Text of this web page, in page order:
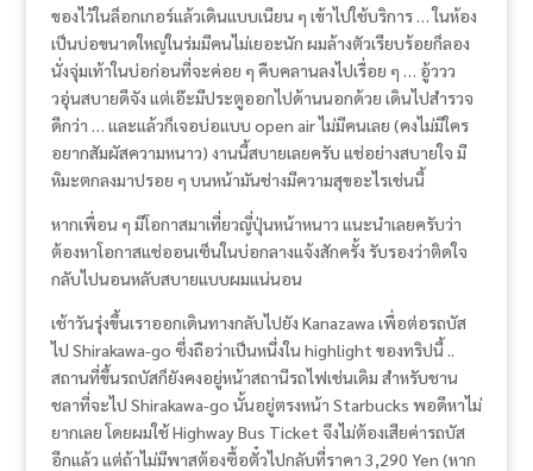
ของไว้ในล็อกเกอร์แล้วเดินแบบเนียน ๆ เข้าไปใช้บริการ … ในห้อง
เป็นบ่อขนาดใหญ่ในร่มมีคนไม่เยอะนัก ผมล้างตัวเรียบร้อยก็ลอง
นั่งจุ่มเท้าในบ่อก่อนที่จะค่อย ๆ คืบคลานลงไปเรื่อย ๆ … อู้ววว
วอุ่นสบายดีจัง แต่เอ๊ะมีประตูออกไปด้านนอกด้วย เดินไปสำรวจ
ดีกว่า … และแล้วก็เจอบ่อแบบ open air ไม่มีคนเลย (คงไม่มีใคร
อยากสัมผัสความหนาว) งานนี้สบายเลยครับ แช่อย่างสบายใจ มี
หิมะตกลงมาปรอย ๆ บนหน้ามันช่างมีความสุขอะไรเช่นนี้
หากเพื่อน ๆ มีโอกาสมาเที่ยวญี่ปุ่นหน้าหนาว แนะนำเลยครับว่า
ต้องหาโอกาสแช่ออนเซ็นในบ่อกลางแจ้งสักครั้ง รับรองว่าติดใจ
กลับไปนอนหลับสบายแบบผมแน่นอน
เช้าวันรุ่งขึ้นเราออกเดินทางกลับไปยัง Kanazawa เพื่อต่อรถบัส
ไป Shirakawa-go ซึ่งถือว่าเป็นหนึ่งใน highlight ของทริปนี้ ..
สถานที่ขึ้นรถบัสก็ยังคงอยู่หน้าสถานีรถไฟเช่นเดิม สำหรับชาน
ชลาที่จะไป Shirakawa-go นั้นอยู่ตรงหน้า Starbucks พอดีหาไม่
ยากเลย โดยผมใช้ Highway Bus Ticket จึงไม่ต้องเสียค่ารถบัส
อีกแล้ว แต่ถ้าไม่มีพาสต้องซื้อตั๋วไปกลับที่ราคา 3,290 Yen (หาก